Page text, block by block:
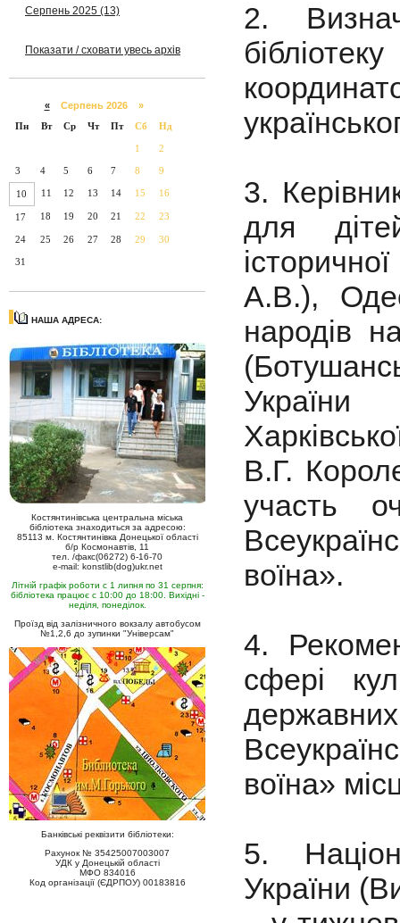
Серпень 2025 (13)
Показати / сховати увесь архів
«Серпень 2026 »
Пн
Вт Ср Чт Пт Сб Нд
1 2
3 4 5 6 7 8 9
10 11 12 13 14 15 16
17 18 19 20 21 22 23
24 25 26 27 28 29 30
31
НАША АДРЕСА:
Костянтинівська центральна міська
бібліотека знаходиться за адресою:
85113 м. Костянтинівка Донецької області
б/р Космонавтів, 11
тел. /факс(06272) 6-16-70
e-mail: konstlib(dog)ukr.net
Літній графік роботи с 1 липня по 31 серпня:
бібліотека працює с 10:00 до 18:00. Вихідні -
неділя, понеділок.
Проїзд від залізничного вокзалу автобусом
№1,2,6 до зупинки "Універсам"
Банківські реквізити бібліотеки:
Рахунок № 35425007003007
УДК у Донецькій області
МФО 834016
Код організації (ЄДРПОУ) 00183816
2.
3.
для
А.В.),
народів
В.Г.
участь
воїна».
4.
сфері
державних
воїна»
5.
України